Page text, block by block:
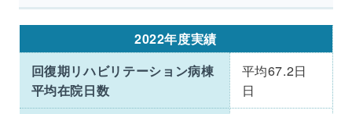
2022年度実績
回復期リハビリテーション病棟
平均在院日数
平均67.2日
日